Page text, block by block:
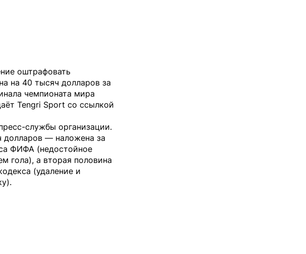
оштрафовать
на 40 тысяч долларов за
чемпионата мира
Tengri Sport со ссылкой
службы организации.
— наложена за
ФИФА (недостойное
гола), а вторая половина
(удаление и